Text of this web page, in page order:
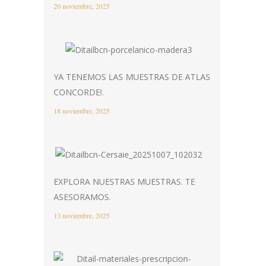
20 noviembre, 2025
YA TENEMOS LAS MUESTRAS DE ATLAS
CONCORDE!.
18 noviembre, 2025
EXPLORA NUESTRAS MUESTRAS. TE
ASESORAMOS.
13 noviembre, 2025